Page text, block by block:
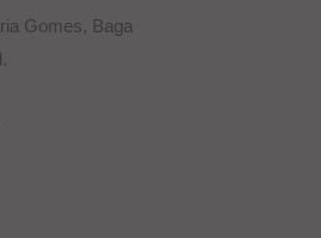
Gomes, Baga